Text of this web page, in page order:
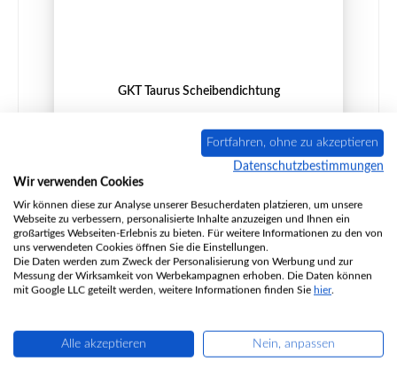
GKT Taurus Scheibendichtung
01069250
Hersteller: GKT
Inhalt:2 Meter(14,80 € / 1 Meter)
Regulärer Preis:
29,60 €
Sofort verfügbar, Lieferzeit: 2-4 Tage
Fortfahren, ohne zu akzeptieren
Datenschutzbestimmungen
Wir verwenden Cookies
Wir können diese zur Analyse unserer Besucherdaten platzieren, um unsere
Webseite zu verbessern, personalisierte Inhalte anzuzeigen und Ihnen ein
großartiges Webseiten-Erlebnis zu bieten. Für weitere Informationen zu den von
uns verwendeten Cookies öffnen Sie die Einstellungen.
Die Daten werden zum Zweck der Personalisierung von Werbung und zur
Messung der Wirksamkeit von Werbekampagnen erhoben. Die Daten können
mit Google LLC geteilt werden, weitere Informationen finden Sie hier.
Alle akzeptieren Nein, anpassen